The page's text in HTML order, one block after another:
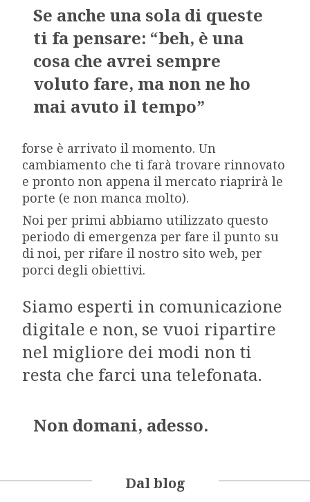
Se anche una sola di queste
ti fa pensare: “beh, è una
cosa che avrei sempre
voluto fare, ma non ne ho
mai avuto il tempo”
forse è arrivato il momento. Un
cambiamento che ti farà trovare rinnovato
e pronto non appena il mercato riaprirà le
porte (e non manca molto).
Noi per primi abbiamo utilizzato questo
periodo di emergenza per fare il punto su
di noi, per rifare il nostro sito web, per
porci degli obiettivi.
Siamo esperti in comunicazione
digitale e non, se vuoi ripartire
nel migliore dei modi non ti
resta che farci una telefonata.
Non domani, adesso.
Dal blog